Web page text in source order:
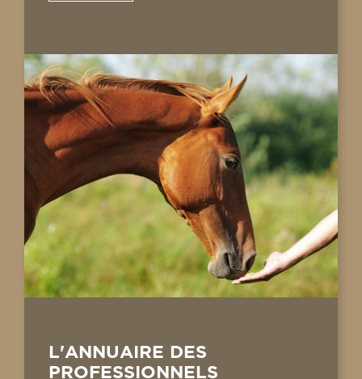
L'ANNUAIRE DES
PROFESSIONNELS